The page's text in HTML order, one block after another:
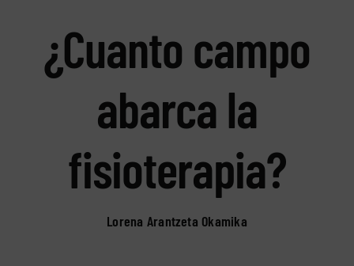
¿Cuanto campo
abarca la
fisioterapia?
Lorena Arantzeta Okamika